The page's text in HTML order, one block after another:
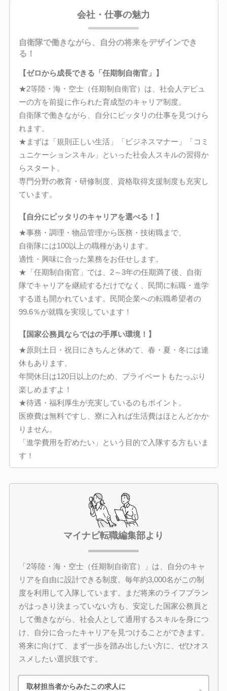
会社・仕事の魅力
自衛隊で働きながら、自分の将来をデザインでき
る！
【ゼロから成長できる「任期制自衛官」】
★2等陸・海・空士（任期制自衛官）は、社会人デビュ
ーの方を前提に作られた育成型のキャリア制度。
自衛隊で働きながら、自分にピッタリの仕事を見つけら
れます。
★まずは「規則正しい生活」「ビジネスマナー」「コミ
ュニケーションスキル」といった社会人スキルの習得か
らスタート。
専門分野の教育・研修制度、資格取得支援制度も充実し
ています。
【自分にピッタリのキャリアを選べる！】
★事務・調理・物品管理から医務・技術職まで、
自衛隊には100以上の職種があります。
適性・興味に合った業務をお任せします。
★「任期制自衛官」では、2～3年の任期満了後、自衛
隊でキャリアを継続するだけでなく、民間に転職・進学
する道も開かれています。民間企業への転職希望者の
99.6％が就職を実現しています！
【国家公務員ならではの手厚い環境！】
★原則土日・祝日にきちんと休めて、春・夏・冬には連
休もあります。
年間休日は120日以上のため、プライベートもたっぷり
楽しめますよ！
★待遇・福利厚生が充実しているのもポイント。
医療費は無料ですし、寮に入れば生活費はほとんどかか
りません。
「進学費用を貯めたい」という目的で入隊する方もいま
す！
マイナビ転職編集部より
「2等陸・海・空士（任期制自衛官）」は、自分のキャ
リアを自由に設計できる制度。毎年約3,000名がこの制
度を利用して入隊しています。まだ将来のライフプラン
がはっきり決まっていない方も、安定した国家公務員と
して働きながら、社会人として通用するスキルを身につ
け、自分に合ったキャリアを見つけることができます。
将来に向けて、まず一歩を踏み出したい方に、ぜひオス
スメしたい選択肢です。
取材担当者からみたこの求人に